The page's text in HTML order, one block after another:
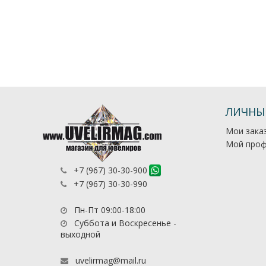
+7 (967) 30-30-900
+7 (967) 30-30-990
Пн-Пт 09:00-18:00
Суббота и Воскресенье -
выходной
uvelirmag@mail.ru
Мои
Мой